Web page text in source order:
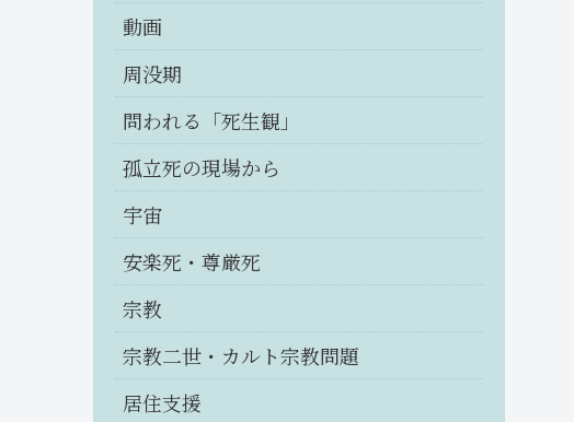
動画
周没期
問われる「死生観」
孤立死の現場から
宇宙
安楽死・尊厳死
宗教
宗教二世・カルト宗教問題
居住支援